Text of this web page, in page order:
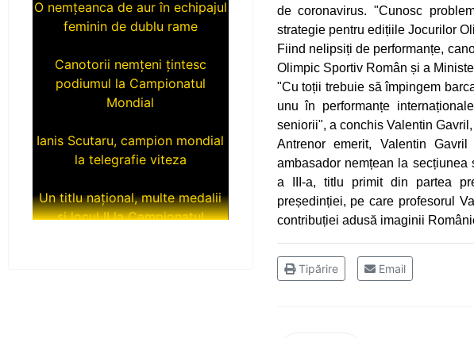
feminin de dublu rame
podiumul la Campionatul
Mondial
la telegrafie viteza
și locul II la Campionatul
Național Under 20
de coronavirus. "Cunosc
strategie pentru edițiile Jocurilor
Fiind nelipsiți de performanțe,
Olimpic Sportiv Român și a
"Cu toții trebuie să împingem
unu în performanțe
seniorii", a conchis Valentin
Antrenor emerit, Valentin
ambasador nemțean la
a III-a, titlu primit din partea
președinției, pe care profesorul
contribuției adusă imaginii
Tipărire Email